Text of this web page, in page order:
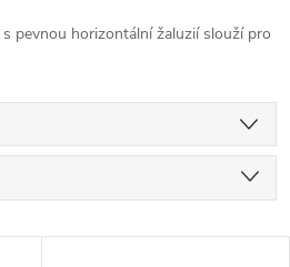
s pevnou horizontální žaluzií slouží pro